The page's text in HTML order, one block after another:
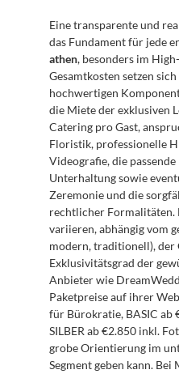
Eine transparente und
das Fundament für jede
athen, besonders im
Gesamtkosten setzen
hochwertigen
die Miete der exklusiven
Catering pro Gast,
Floristik, professionelle
Videografie, die
Unterhaltung sowie
Zeremonie und die
rechtlicher Formalitäten.
variieren, abhängig vom
modern, traditionell), der
Exklusivitätsgrad der
Anbieter wie
Paketpreise auf ihrer
für Bürokratie, BASIC ab
SILBER ab €2.850 inkl.
grobe Orientierung im
Segment geben kann.